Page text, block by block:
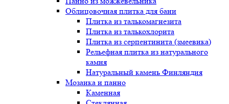
Облицовочная плитка для бани
Плитка из талькомагнезита
Плитка из талькохлорита
Плитка из серпентинита (змеевика)
Рельефная плитка из натурального
камня
Натуральный камень Финляндия
Мозаика и панно
Каменная